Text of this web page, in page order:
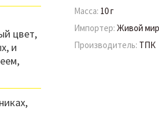
Масса: 10 г
Импортер: Живой
Производитель: ТПК
цвет,
и